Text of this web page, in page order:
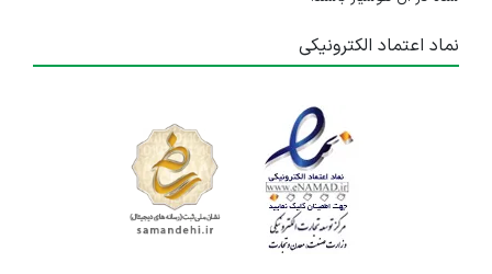
نماد اعتماد الکترونیکی